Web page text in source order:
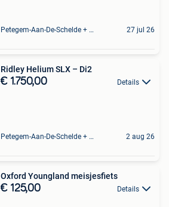
Petegem-Aan-De-Schelde + Deel Van Oudenaarde 27 jul 26
Ridley Helium SLX – Di2
€ 1.750,00 Details
Petegem-Aan-De-Schelde + Deel Van Oudenaarde 2 aug 26
Oxford Youngland meisjesfiets
€ 125,00 Details